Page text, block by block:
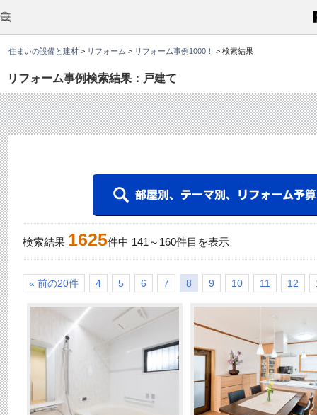
住まいの設備と建材 > リフォーム > リフォーム事例1000！ > 検索結果
リフォーム事例検索結果：戸建て
こ
か
ら
文
す
検索結果 1625件中 141 ～ 160件目を表示
« 前の20件 4 5 6 7 8 9 10 11 12